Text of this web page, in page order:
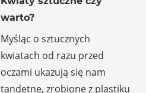
warto?
Myśląc o sztucznych
kwiatach od razu przed
oczami ukazują się nam
tandetne, zrobione z plastiku